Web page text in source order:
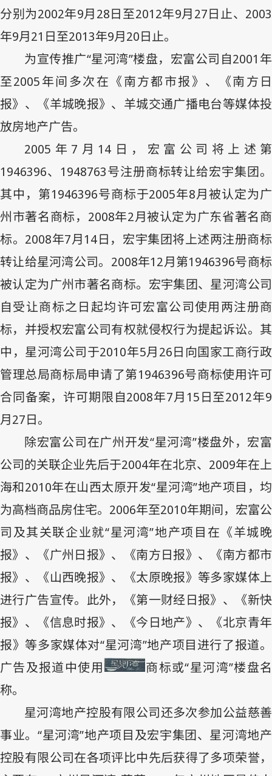
分别为2002年9月28日至2012年9月27日止、 2003
年9月21 日至2013年9月20日止。
为宣传推广“星河湾”楼盘，宏富公司自2001 年
至2005年间多次在《南方都市报》、《南方日
报》、《羊城晚报》、羊城交通广播电台等媒体投
放房地产广告。
2005 年 7 月 14 日，宏富公司将上述第
1946396、 1948763号注册商标转让给宏宇集团。
其中，第1946396号商标于2005年8月被认定为广
州市著名商标， 2008年2月被认定为广东省著名商
标。 2008年7月14日，宏宇集团将上述两注册商标
转让给星河湾公司。 2008年12月第1946396号商标
被认定为广州市著名商标。宏宇集团、星河湾公司
自受让商标之日起均许可宏富公司使用两注册商
标，并授权宏富公司有权就侵权行为提起诉讼。其
中，星河湾公司于2010年5月26日向国家工商行政
管理总局商标局申请了第1946396号商标使用许可
合同备案，许可期限自2008年7月 15日至2012年9
月27日。
除宏富公司在广州开发“星河湾”楼盘外，宏富
公司的关联企业先后于2004年在北京、 2009年在上
海和2010年在山西太原开发“星河湾”地产项目，均
为高档商品房住宅。 2006年至2010年期间，宏富公
司及其关联企业就“星河湾”地产项目在《羊城晚
报》、《广州日报》、《南方日报》、《南方都市
报》、《山西晚报》、《太原晚报》等多家媒体上
进行广告宣传。此外，《第一财经日报》、《新快
报》、《信息时报》、《今日地产》、《北京青年
报》等多家媒体对“星河湾”地产项目进行了报道。
广告及报道中使用
商标或“星河湾”楼盘名
称。
星河湾地产控股有限公司还多次参加公益慈善
事业。“星河湾”地产项目及宏宇集团、星河湾地产
控股有限公司在各项评比中先后获得了多项荣誉，